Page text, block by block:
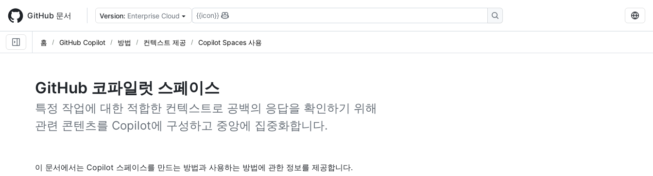
main
content
GitHub 문서 Version: Enterprise Cloud {{icon}}
홈 GitHub Copilot 방법 컨텍스트 제공 Copilot Spaces 사용
GitHub 코파일럿 스페이스
특정 작업에 대한 적합한 컨텍스트로 공백의 응답을 확인하기 위해
관련 콘텐츠를 Copilot에 구성하고 중앙에 집중화합니다.
이 문서에서는 Copilot 스페이스를 만드는 방법과 사용하는 방법에 관한 정보를 제공합니다.